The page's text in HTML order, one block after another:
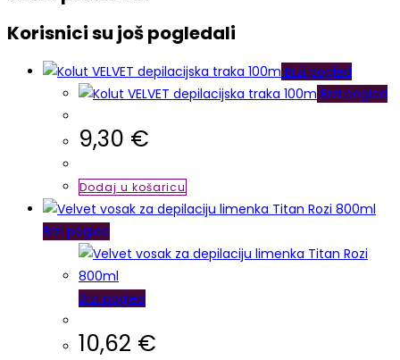
Korisnici su još pogledali
Brzi pogled
Brzi pogled
9,30 €
Dodaj u košaricu
Brzi pogled
Brzi pogled
10,62 €